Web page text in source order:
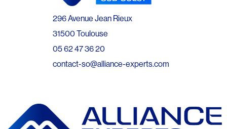
296 Avenue Jean Rieux
31500 Toulouse
05 62 47 36 20
contact-so@alliance-experts.com